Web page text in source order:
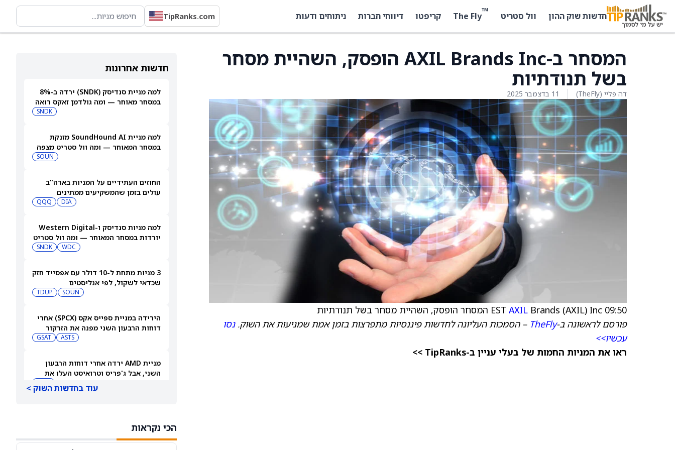
חדשות שוק ההון וול סטריט ™
The Fly קריפטו דיווחי חברות ניתוחים ודעות TipRanks.com
חדשות אחרונות
למה מניית סנדיסק (SNDK) ירדה ב-8%
במסחר מאוחר — ומה גולדמן זאקס רואה
SNDK
למה מניית SoundHound AI מזנקת
במסחר המאוחר — ומה וול סטריט מצפה
SOUN
החוזים העתידיים על המניות בארה"ב
עולים בזמן שהמשקיעים ממתינים
DIA
QQQ
למה מניות סנדיסק ו-Western Digital
יורדות במסחר המאוחר — ומה וול סטריט
WDC
SNDK
3 מניות מתחת ל-10 דולר עם אפסייד חזק
שכדאי לשקול, לפי אנליסטים
SOUN
TDUP
הירידה במניית ספייס אקס (SPCX) אחרי
דוחות הרבעון השני מפנה את הזרקור
לקרנות סל חלל עם חשיפה גבוהה
ASTS
GSAT
מניית AMD ירדה אחרי דוחות הרבעון
השני, אבל ג'פריס וטרואיסט העלו את
עוד בחדשות השוק >
הכי נקראות
המסחר ב-AXIL Brands Inc הופסק, השהיית מסחר
בשל תנודתיות
דה פליי (TheFly) 11 בדצמבר 2025
09:50 EST
AXIL Brands (AXIL) Inc המסחר הופסק, השהיית מסחר בשל תנודתיות
פורסם לראשונה ב-TheFly – הסמכות העליונה לחדשות פיננסיות מתפרצות בזמן אמת שמניעות את השוק.נסו
עכשיו>>
ראו את המניות החמות של בעלי עניין ב-TipRanks >>